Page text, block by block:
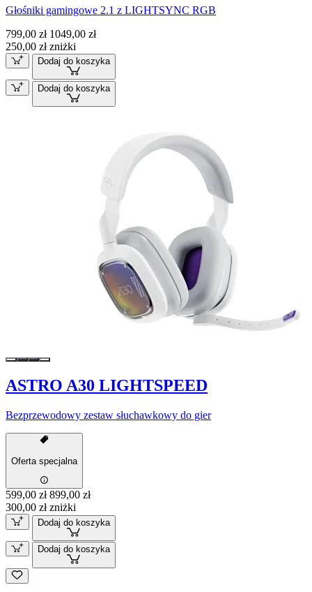
Głośniki gamingowe 2.1 z LIGHTSYNC RGB
799,00 zł 1049,00 zł
250,00 zł zniżki
Dodaj do koszyka
Dodaj do koszyka
ASTRO A30 LIGHTSPEED
Bezprzewodowy zestaw słuchawkowy do gier
Oferta specjalna
599,00 zł 899,00 zł
300,00 zł zniżki
Dodaj do koszyka
Dodaj do koszyka